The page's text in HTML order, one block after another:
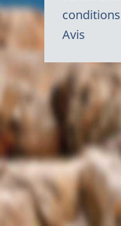
conditions
Avis